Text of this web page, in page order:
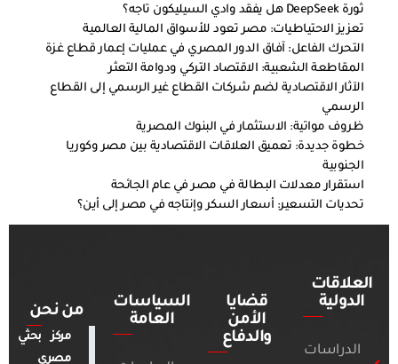
ثورة DeepSeek هل يفقد وادي السيليكون تاجه؟
تعزيز الاحتياطيات: مصر تعود للأسواق المالية العالمية
التحرك الفاعل: آفاق الدور المصري في عمليات إعمار قطاع غزة
المقاطعة الشعبية: الاقتصاد التركي ودوامة التعثر
الآثار الاقتصادية لضم شركات القطاع غير الرسمي إلى القطاع
الرسمي
ظروف مواتية: الاستثمار في البنوك المصرية
خطوة جديدة: تعميق العلاقات الاقتصادية بين مصر وكوريا
الجنوبية
استقرار معدلات البطالة في مصر في عام الجائحة
تحديات التسعير: أسعار السكر وإنتاجه في مصر إلى أين؟
العلاقات
الدولية
الدراسات
قضايا
الأمن
والدفاع
السياسات
العامة
من نحن
مركز بحثي
مصري